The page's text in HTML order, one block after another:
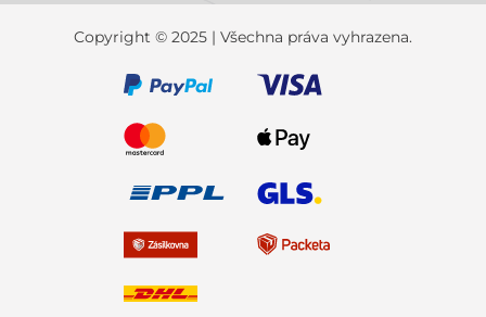
Copyright © 2025 | Všechna práva vyhrazena.